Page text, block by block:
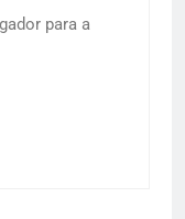
para a